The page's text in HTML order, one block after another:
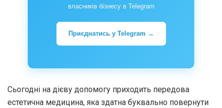
власників бізнесу в Telegram
Приєднатись у Telegram →
Сьогодні на дієву допомогу приходить передова
естетична медицина, яка здатна буквально повернути